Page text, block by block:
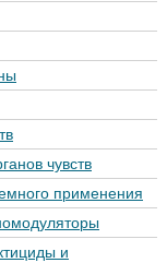
чувств
применения
и